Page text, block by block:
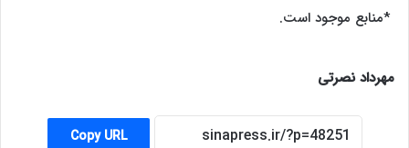
*منابع موجود است.
مهرداد نصرتی
Copy URL